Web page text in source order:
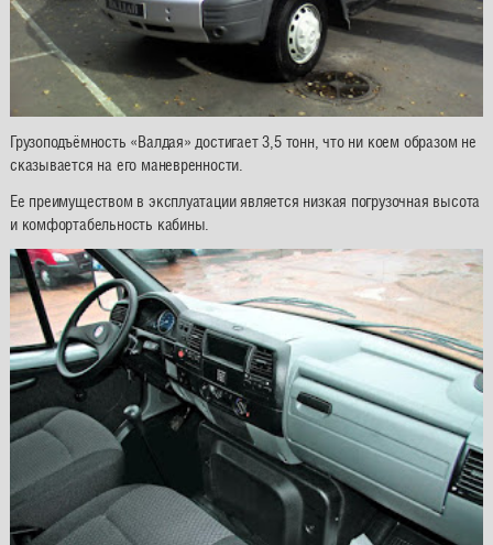
Грузоподъёмность «Валдая» достигает 3,5 тонн, что ни коем образом не
сказывается на его маневренности.
Ее преимуществом в эксплуатации является низкая погрузочная высота
и комфортабельность кабины.